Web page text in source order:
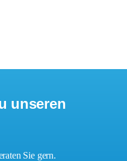
unseren
Sie gern.